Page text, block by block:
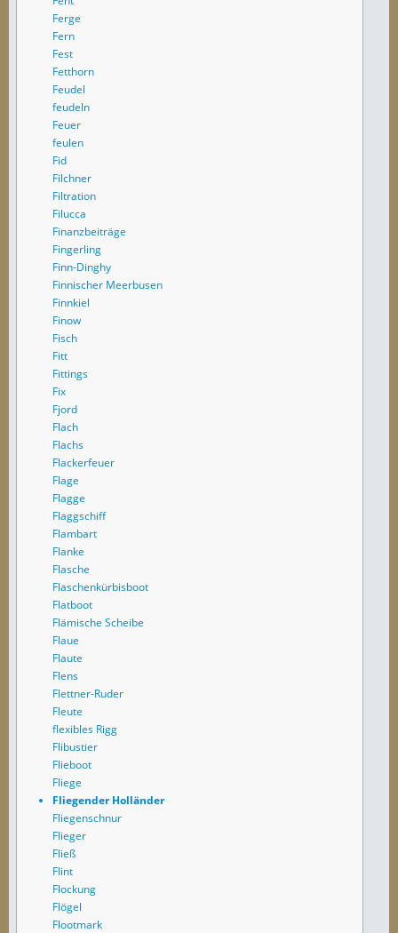
Ferge
Fern
Fest
Fetthorn
Feudel
feudeln
Feuer
feulen
Fid
Filchner
Filtration
Filucca
Finanzbeiträge
Fingerling
Finn-Dinghy
Finnischer Meerbusen
Finnkiel
Finow
Fisch
Fitt
Fittings
Fix
Fjord
Flach
Flachs
Flackerfeuer
Flage
Flagge
Flaggschiff
Flambart
Flanke
Flasche
Flaschenkürbisboot
Flatboot
Flämische Scheibe
Flaue
Flaute
Flens
Flettner-Ruder
Fleute
flexibles Rigg
Flibustier
Flieboot
Fliege
Fliegender Holländer
Fliegenschnur
Flieger
Fließ
Flint
Flockung
Flögel
Flootmark